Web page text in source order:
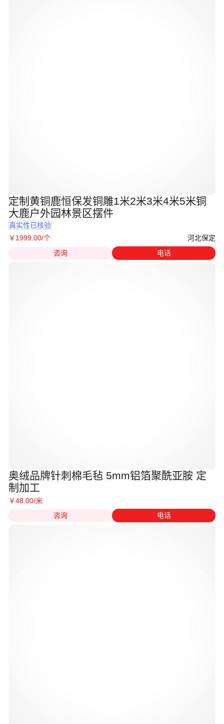
定制黄铜鹿恒保发铜雕1米2米3米4米5米铜
大鹿户外园林景区摆件
真实性已核验
￥ 1999.00/个
河北保定
咨询
电话
奥绒品牌针刺棉毛毡 5mm铝箔聚酰亚胺 定
制加工
￥48 .00/米
咨询
电话